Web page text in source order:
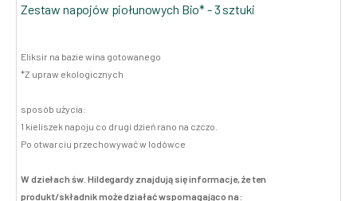
Zestaw napojów piołunowych Bio* - 3 sztuki
Eliksir na bazie wina gotowanego
*Z upraw ekologicznych
sposób użycia:
1 kieliszek napoju co drugi dzień rano na czczo.
Po otwarciu przechowywać w lodówce
W dziełach św. Hildegardy znajdują się informacje, że ten
produkt/składnik może działać wspomagająco na: